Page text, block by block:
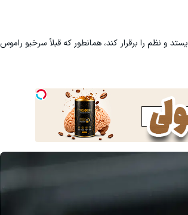
و نظم را برقرار کند، همانطور که قبلاً سرخیو راموس